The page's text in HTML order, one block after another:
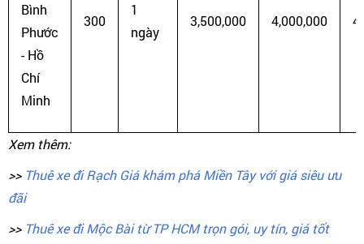
Bình
Phước
- Hồ
Chí
Minh
300
1
ngày
3,500,000 4,000,000
Xem thêm:
>> Thuê xe đi Rạch Giá khám phá Miền Tây với giá siêu ưu
đãi
>> Thuê xe đi Mộc Bài từ TP HCM trọn gói, uy tín, giá tốt